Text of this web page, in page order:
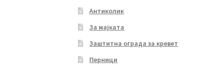
Антиколик
За мајката
Заштитна ограда за кревет
Перници